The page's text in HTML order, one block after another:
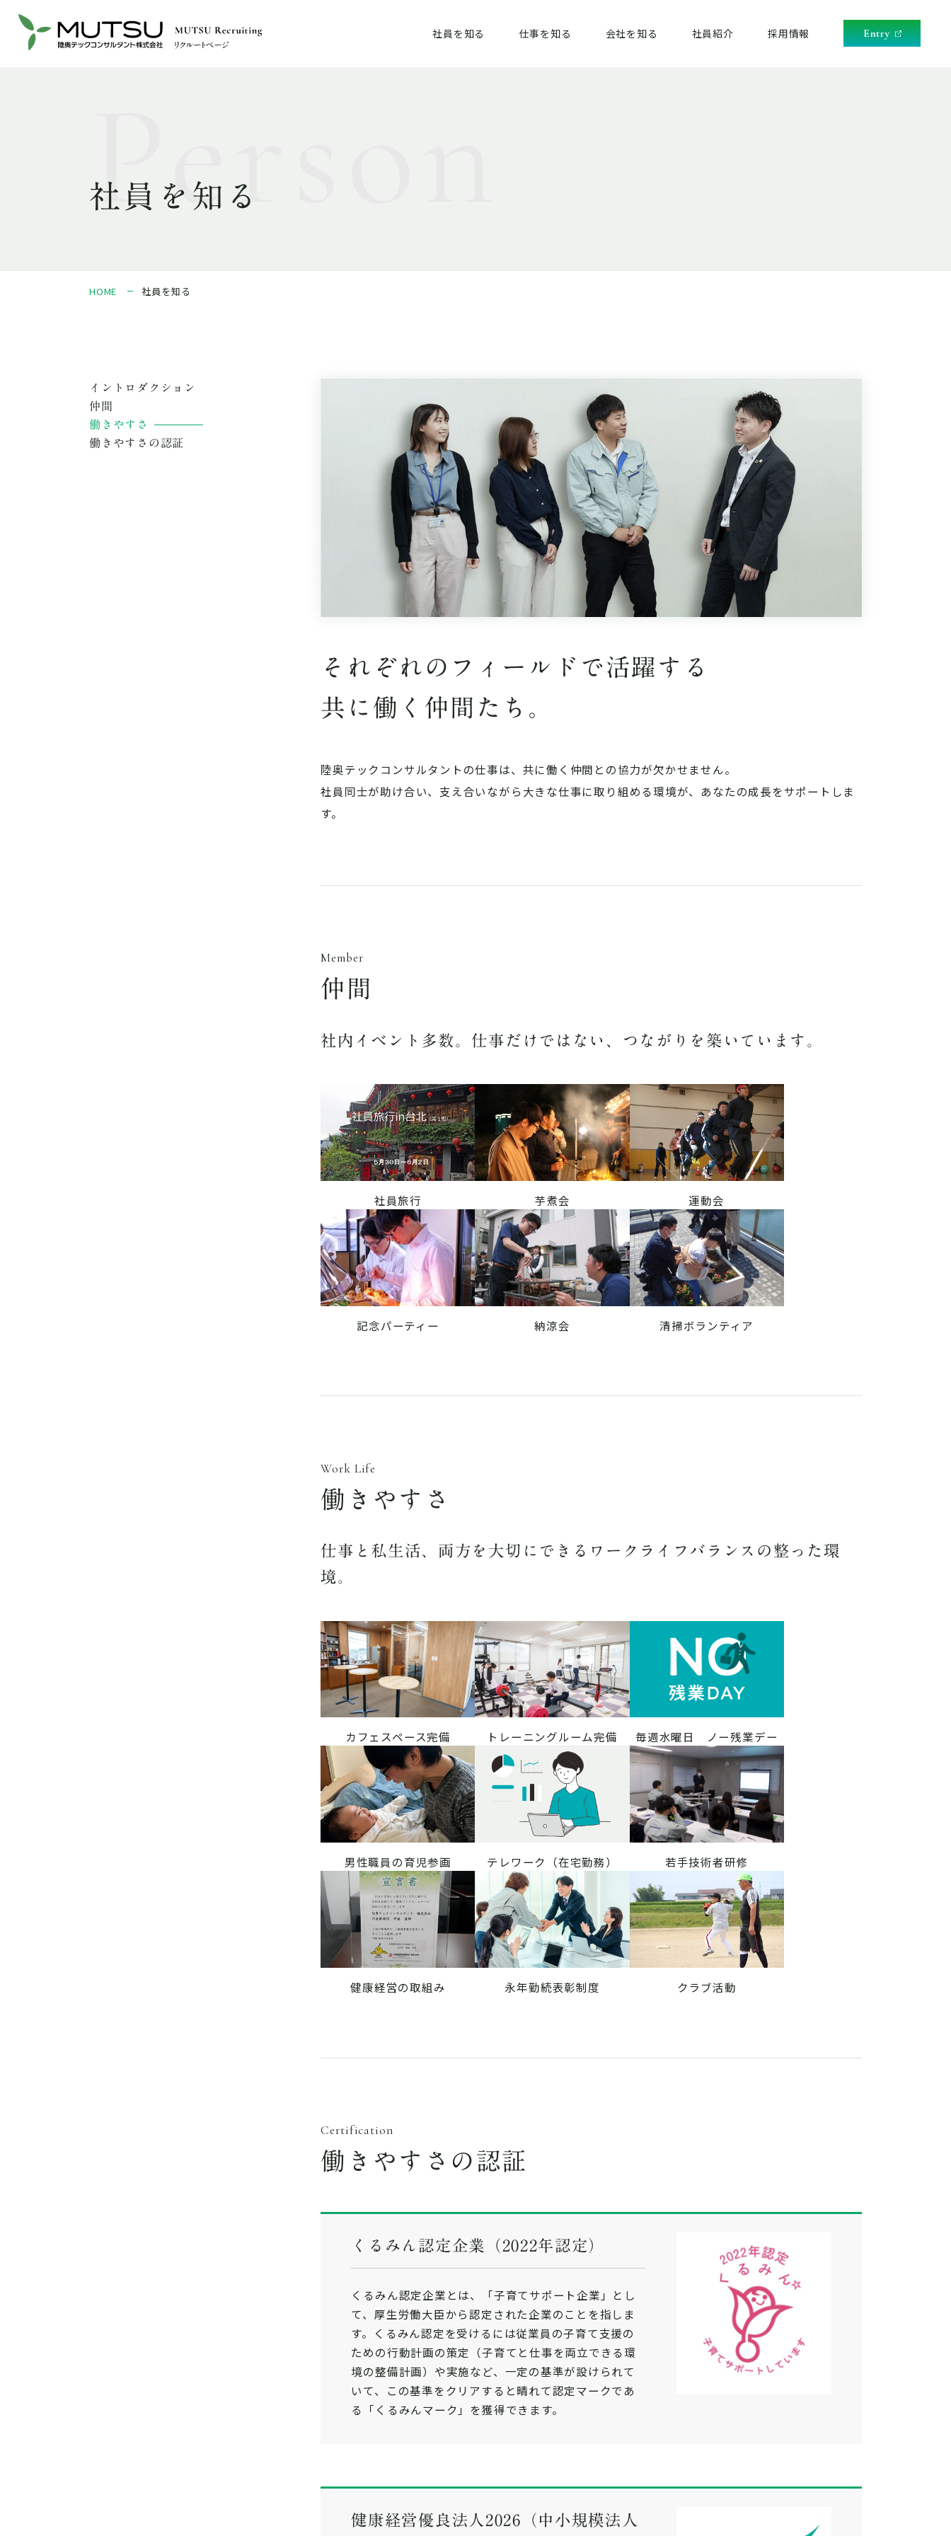
社員を知る 仕事を知る 会社を知る 社員紹介 採用情報 Entry
社員を知る
HOME 社員を知る
イントロダクション
仲間
働きやすさ
働きやすさの認証
それぞれのフィールドで活躍する
共に働く仲間たち。
陸奥テックコンサルタントの仕事は、共に働く仲間との協力が欠かせません。
社員同士が助け合い、支え合いながら大きな仕事に取り組める環境が、あなたの成長をサポートしま
す。
仲間
社内イベント多数。仕事だけではない、つながりを築いています。
社員旅行 芋煮会 運動会
記念パーティー 納涼会 清掃ボランティア
働きやすさ
仕事と私生活、両方を大切にできるワークライフバランスの整った環
境。
カフェスペース完備 トレーニングルーム完備 毎週水曜日 ノー残業デー
男性職員の育児参画 テレワーク（在宅勤務） 若手技術者研修
健康経営の取組み 永年勤続表彰制度 クラブ活動
働きやすさの認証
くるみん認定企業（2022年認定）
くるみん認定企業とは、「子育てサポート企業」とし
て、厚生労働大臣から認定された企業のことを指しま
す。くるみん認定を受けるには従業員の子育て支援の
ための行動計画の策定（子育てと仕事を両立できる環
境の整備計画）や実施など、一定の基準が設けられて
いて、この基準をクリアすると晴れて認定マークであ
る「くるみんマーク」を獲得できます。
健康経営優良法人2026（中小規模法人